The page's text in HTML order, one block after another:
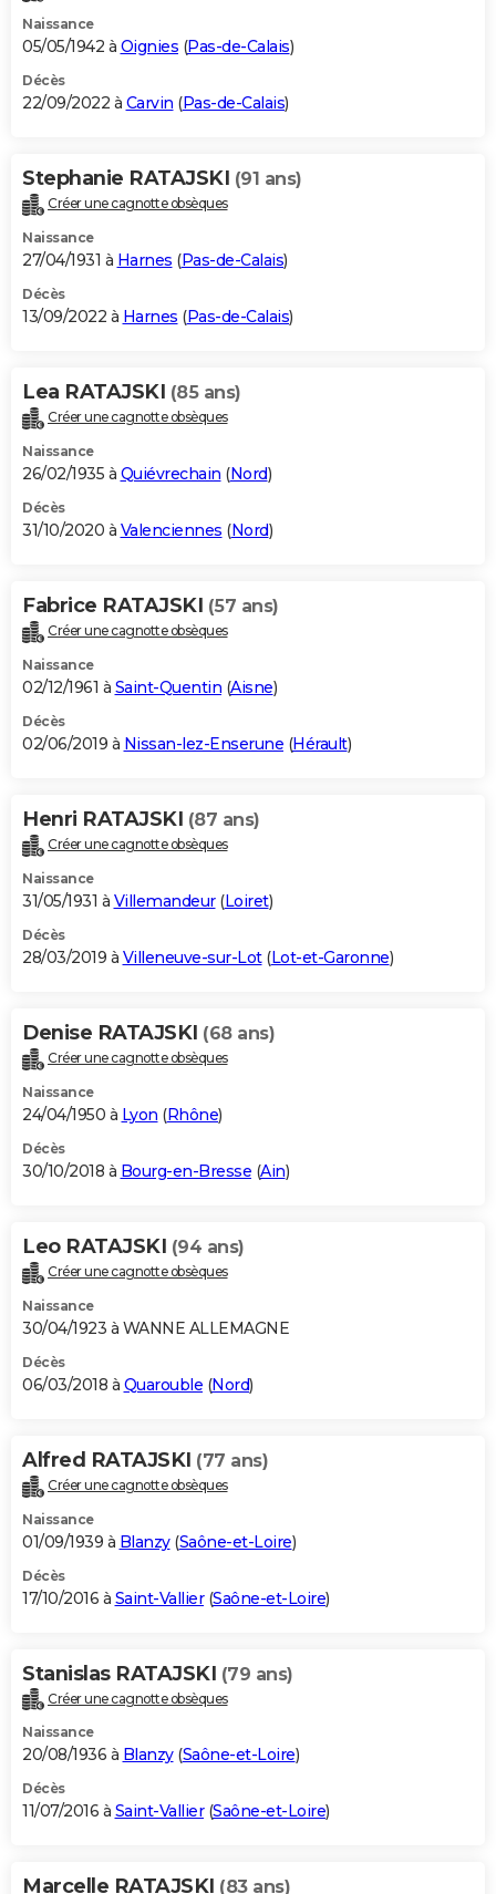
Naissance
05/05/1942 à Oignies (Pas-de-Calais)
Décès
22/09/2022 à Carvin (Pas-de-Calais)
Stephanie RATAJSKI (91 ans)
Créer une cagnotte obsèques
Naissance
27/04/1931 à Harnes (Pas-de-Calais)
Décès
13/09/2022 à Harnes (Pas-de-Calais)
Lea RATAJSKI (85 ans)
Créer une cagnotte obsèques
Naissance
26/02/1935 à Quiévrechain (Nord)
Décès
31/10/2020 à Valenciennes (Nord)
Fabrice RATAJSKI (57 ans)
Créer une cagnotte obsèques
Naissance
02/12/1961 à Saint-Quentin (Aisne)
Décès
02/06/2019 à Nissan-lez-Enserune (Hérault)
Henri RATAJSKI (87 ans)
Créer une cagnotte obsèques
Naissance
31/05/1931 à Villemandeur(Loiret)
Décès
28/03/2019 à Villeneuve-sur-Lot(Lot-et-Garonne)
Denise RATAJSKI (68 ans)
Créer une cagnotte obsèques
Naissance
24/04/1950 à Lyon (Rhône)
Décès
30/10/2018 à Bourg-en-Bresse (Ain)
Leo RATAJSKI (94 ans)
Créer une cagnotte obsèques
Naissance
30/04/1923 à WANNE ALLEMAGNE
Décès
06/03/2018 à Quarouble (Nord)
Alfred RATAJSKI (77 ans)
Créer une cagnotte obsèques
Naissance
01/09/1939 à Blanzy(Saône-et-Loire)
Décès
17/10/2016 à Saint-Vallier(Saône-et-Loire)
Stanislas RATAJSKI (79 ans)
Créer une cagnotte obsèques
Naissance
20/08/1936 à Blanzy(Saône-et-Loire)
Décès
11/07/2016 à Saint-Vallier(Saône-et-Loire)
Marcelle RATAJSKI (83 ans)